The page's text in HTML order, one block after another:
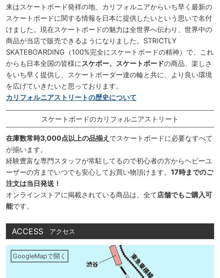
来はスケートボード発祥の地、カリフォルニアからいち早く最新の
スケートボードに関する情報を日本に提供したいという思いで名付
けました。現在スケートボードの魅力は全世界へ伝わり、世界中の
商品が当店で販売できるようになりました。STRICTLY
SKATEBOARDING（100%完全にスケートボードの精神）で、これ
からも日本全国の皆様にスケボー、スケートボードの商品、楽しさ
をいち早く提供し、スケートボーダー達の輪と共に、より良い環境
を広げていきたいと思っております。
カリフォルニアストリートの歴史について
スケートボードのカリフォルニアストリート
在庫数常時3,000点以上の品揃え でスケートボードに必要なすべて
が揃います。
経験豊富な専門スタッフが常駐してるので初心者の方からヘビーユ
ーザーの方までいつでも安心してお買い物頂けます。 17時までのご
注文は当日発送！
オンラインストアに掲載されている商品は、全て店舗でもご購入可
能です。
ACCESS アクセス
GoogleMapで開く